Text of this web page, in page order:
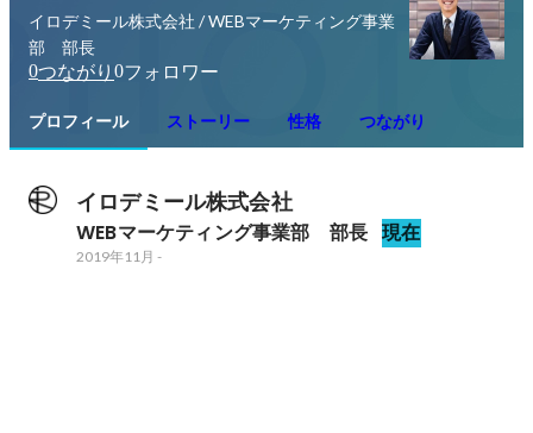
イロデミール株式会社 / WEBマーケティング事業
部 部長
0つながり 0フォロワー
プロフィール ストーリー 性格 つながり
イロデミール株式会社
WEBマーケティング事業部　部長 現在
2019年11月 -